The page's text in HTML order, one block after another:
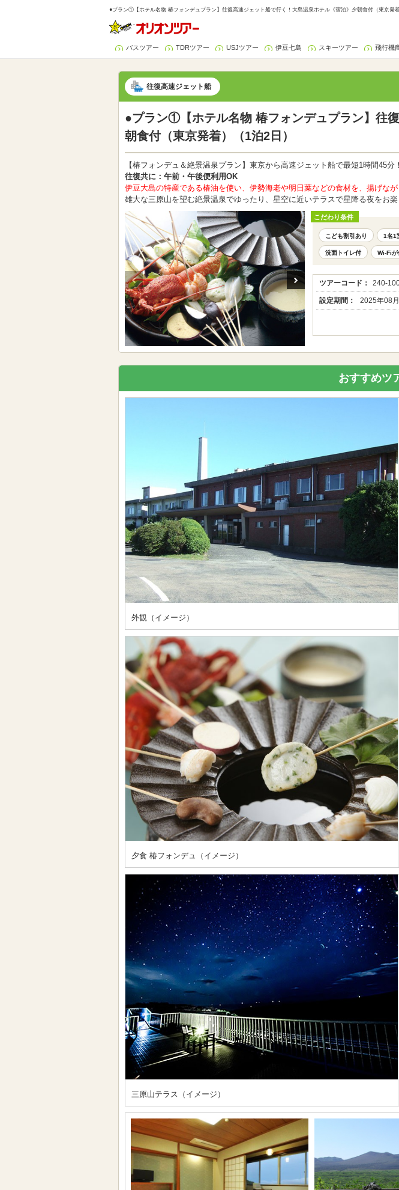
●プラン①【ホテル名物 椿フォンデュプラン】往復高速ジェット船で行く！大島温泉ホテル《宿泊》夕朝食付（東京発
バスツアー TDRツアー USJツアー 伊豆七島 スキーツアー 飛行機
往復高速ジェット船
●プラン①【ホテル名物 椿フォンデュプラン】往
朝食付（東京発着）（1泊2日）
【椿フォンデュ＆絶景温泉プラン】東京から高速ジェット船で最短1時間45分
往復共に：午前・午後便利用OK
伊豆大島の特産である椿油を使い、伊勢海老や明日葉などの食材を、揚げな
雄大な三原山を望む絶景温泉でゆったり、星空に近いテラスで星降る夜をお楽
こだわり条件
こども割引あり 1名1
洗面トイレ付 Wi-Fiが
ツアーコード： 240-
設定期間： 2025年08
おすすめツ
外観（イメージ）
夕食 椿フォンデュ（イメージ）
三原山テラス（イメージ）